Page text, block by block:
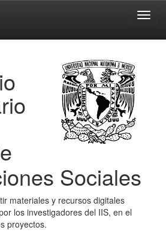
Sociales
materiales y recursos digitales
los investigadores del IIS, en el
proyectos.